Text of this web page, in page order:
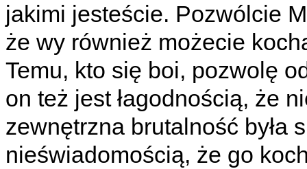
jakimi jesteście. Pozwólcie
że wy również możecie
Temu, kto się boi, pozwolę
on też jest łagodnością, że
zewnętrzna brutalność była
nieświadomością, że go